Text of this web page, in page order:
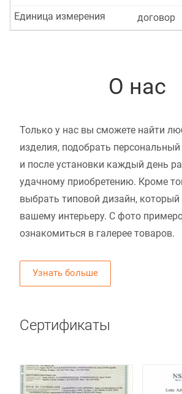
договор
Единица измерения
О нас
Только у нас вы сможете найти
изделия, подобрать
и после установки каждый день
удачному приобретению. Кроме
выбрать типовой дизайн, который
вашему интерьеру. С фото
ознакомиться в галерее товаров.
Узнать больше
Сертификаты